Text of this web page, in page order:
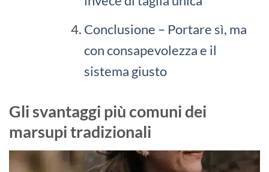
Conclusione – Portare sì, ma
con consapevolezza e il
sistema giusto
Gli svantaggi più comuni dei
marsupi tradizionali